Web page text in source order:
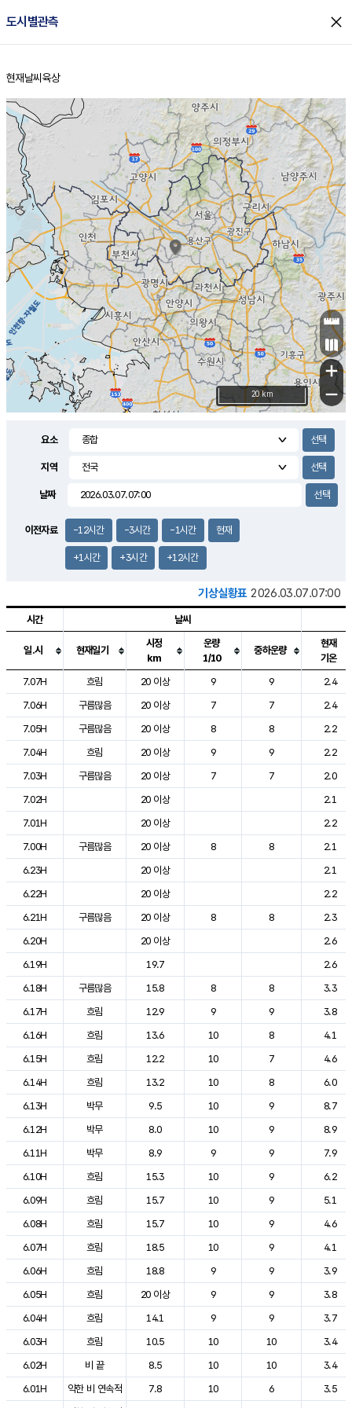
도시별관측 close
홈
현재날씨 육상
+
−
20 km
요소
지역
날짜
이전자료 -12시간 -3시간 -1시간 현재
+1시간 +3시간 +12시간
기상실황표 2026.03.07.07:00
도시별 기상실황표로 지점, 날씨, 기온, 강수, 바람, 기압등을 안내한 표입
시간 날씨
일.시 현재일기
시정
km
운량
1/10
중하운량
현재
기온
7.07H
흐림 20 이상 9 9
2.4
7.06H
구름많음 20 이상 7 7
2.4
7.05H
구름많음 20 이상 8 8
2.2
7.04H
흐림 20 이상 9 9
2.2
7.03H
구름많음 20 이상 7 7
2.0
7.02H
20 이상
2.1
7.01H
20 이상
2.2
7.00H
구름많음 20 이상 8 8
2.1
6.23H
20 이상
2.1
6.22H
20 이상
2.2
6.21H
구름많음 20 이상 8 8
2.3
6.20H
20 이상
2.6
6.19H
19.7
2.6
6.18H
구름많음 15.8 8 8
3.3
6.17H
흐림 12.9 9 9
3.8
6.16H
흐림 13.6 10 8
4.1
6.15H
흐림 12.2 10 7
4.6
6.14H
흐림 13.2 10 8
6.0
6.13H
박무 9.5 10 9
8.7
6.12H
박무 8.0 10 9
8.9
6.11H
박무 8.9 9 9
7.9
6.10H
흐림 15.3 10 9
6.2
6.09H
흐림 15.7 10 9
5.1
6.08H
흐림 15.7 10 9
4.6
6.07H
흐림 18.5 10 9
4.1
6.06H
흐림 18.8 9 9
3.9
6.05H
흐림 20 이상 9 9
3.8
6.04H
흐림 14.1 9 9
3.7
6.03H
흐림 10.5 10 10
3.4
6.02H
비 끝 8.5 10 10
3.4
6.01H
약한 비 연속적 7.8 10 6
3.5